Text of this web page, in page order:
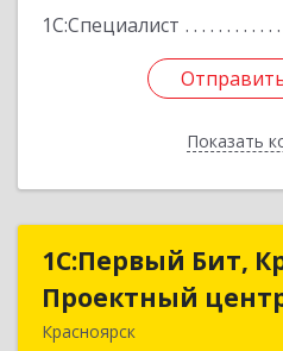
1С:Специалист
Показать
1С:Первый Бит,
Проектный
Красноярск
1С:Первый